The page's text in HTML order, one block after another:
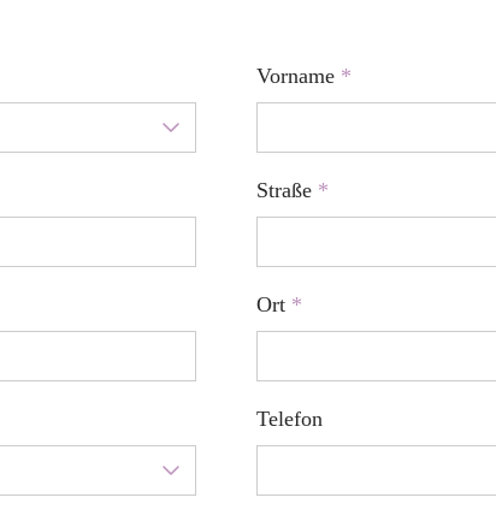
Vorname *
Straße *
Ort *
Telefon